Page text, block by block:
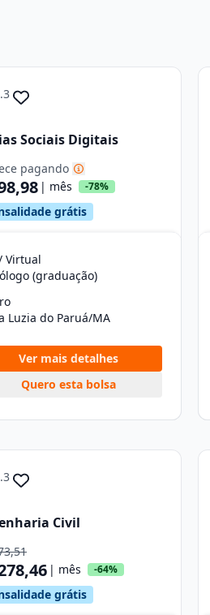
Sociais Digitais
pagando
| mês -78%
grátis
Virtual
(graduação)
Luzia do Paruá/MA
Ver mais detalhes
Quero esta bolsa
Civil
| mês -64%
grátis